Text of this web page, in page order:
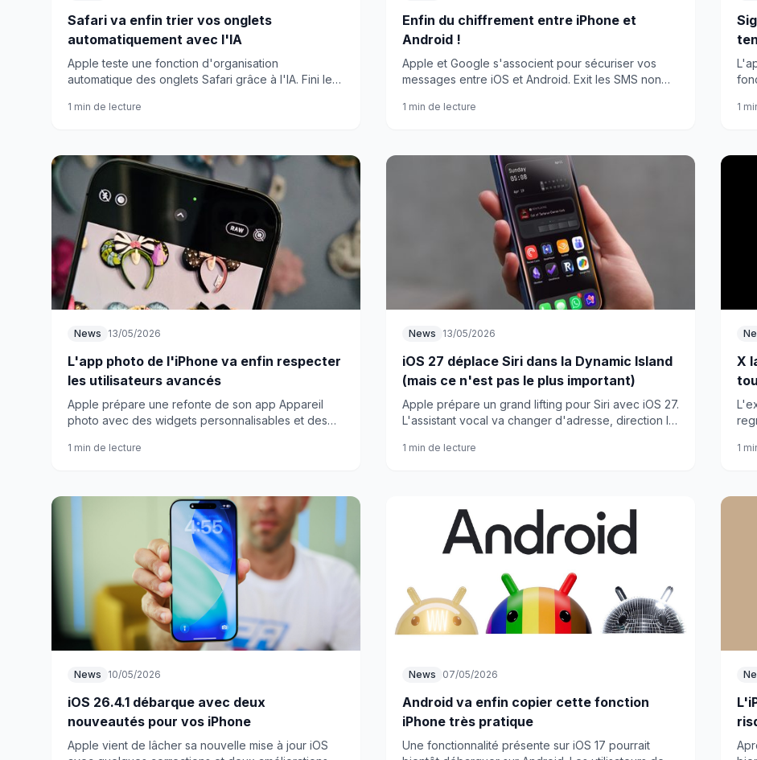
Safari va enfin trier vos onglets
automatiquement avec l'IA
Apple teste une fonction d'organisation
automatique des onglets Safari grâce à l'IA. Fini le
27.
1 min de lecture
Enfin du chiffrement entre iPhone et
Android !
Apple et Google s'associent pour sécuriser vos
messages entre iOS et Android. Exit les SMS non
1 min de lecture 1
News 13/05/2026
L'app photo de l'iPhone va enfin respecter
les utilisateurs avancés
Apple prépare une refonte de son app Appareil
photo avec des widgets personnalisables et des
1 min de lecture
News 13/05/2026
iOS 27 déplace Siri dans la Dynamic Island
(mais ce n'est pas le plus important)
Apple prépare un grand lifting pour Siri avec iOS 27.
L'assistant vocal va changer d'adresse, direction la
cachent ailleurs.
1 min de lecture
X
1
News 10/05/2026
iOS 26.4.1 débarque avec deux
nouveautés pour vos iPhone
Apple vient de lâcher sa nouvelle mise à jour iOS
News 07/05/2026
Android va enfin copier cette fonction
iPhone très pratique
Une fonctionnalité présente sur iOS 17 pourrait